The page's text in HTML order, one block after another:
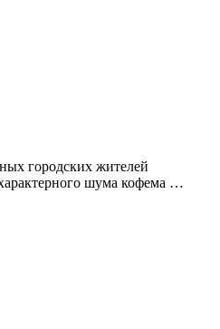
городских жителей
шума кофема …